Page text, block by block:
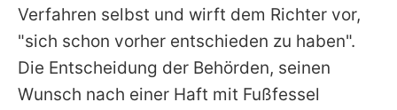
Verfahren selbst und wirft dem Richter vor,
"sich schon vorher entschieden zu haben".
Die Entscheidung der Behörden, seinen
Wunsch nach einer Haft mit Fußfessel